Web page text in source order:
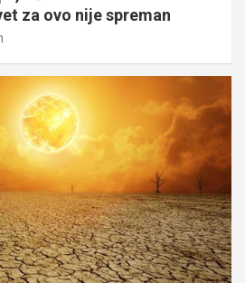
za ovo nije spreman